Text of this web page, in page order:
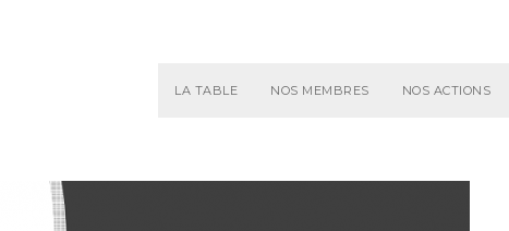
LA TABLE NOS MEMBRES NOS ACTIONS